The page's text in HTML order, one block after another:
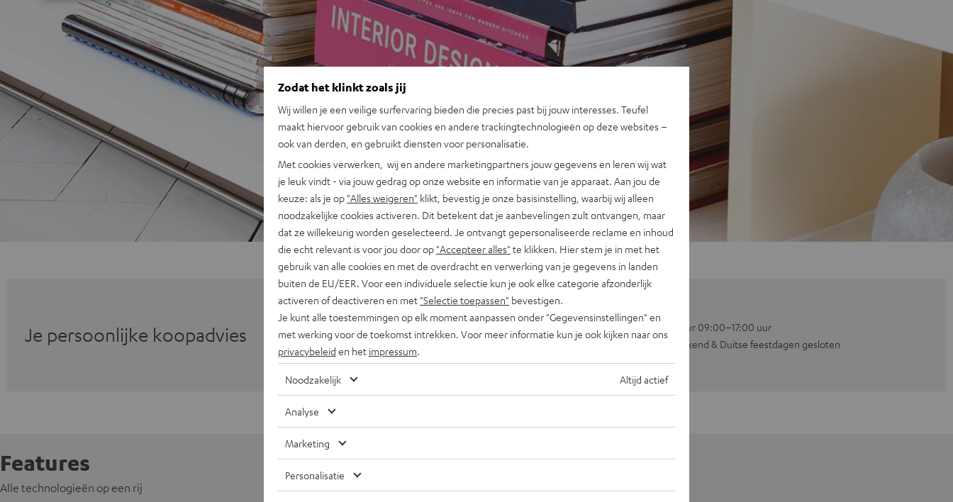
Je persoonlijke koopadvies +31 (0)20 8083195
Ma–vr 09:00–17:00 uur
Weekend & Duitse feestdagen gesloten
Features
Alle technologieën op een rij
Zodat het klinkt zoals jij
Wij willen je een veilige surfervaring bieden die precies past bij jouw interesses. Teufel
maakt hiervoor gebruik van cookies en andere trackingtechnologieën op deze websites –
ook van derden, en gebruikt diensten voor personalisatie.
Met cookies verwerken, wij en andere marketingpartners jouw gegevens en leren wij wat
je leuk vindt - via jouw gedrag op onze website en informatie van je apparaat. Aan jou de
keuze: als je op "Alles weigeren" klikt, bevestig je onze basisinstelling, waarbij wij alleen
noodzakelijke cookies activeren. Dit betekent dat je aanbevelingen zult ontvangen, maar
dat ze willekeurig worden geselecteerd. Je ontvangt gepersonaliseerde reclame en inhoud
die echt relevant is voor jou door op "Accepteer alles" te klikken. Hier stem je in met het
gebruik van alle cookies en met de overdracht en verwerking van je gegevens in landen
buiten de EU/EER. Voor een individuele selectie kun je ook elke categorie afzonderlijk
activeren of deactiveren en met "Selectie toepassen" bevestigen.
Je kunt alle toestemmingen op elk moment aanpassen onder "Gegevensinstellingen" en
met werking voor de toekomst intrekken. Voor meer informatie kun je ook kijken naar ons
privacybeleid en het impressum
Noodzakelijk Altijd actief
Analyse
Marketing
Personalisatie